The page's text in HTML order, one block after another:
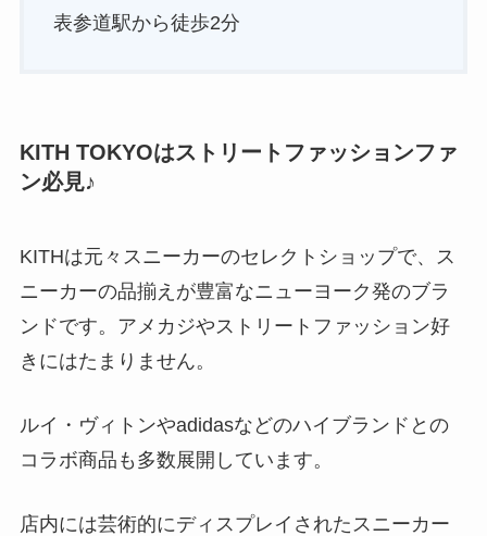
表参道駅から徒歩2分
KITH TOKYOはストリートファッションファ
ン必見♪
KITHは元々スニーカーのセレクトショップで、ス
ニーカーの品揃えが豊富なニューヨーク発のブラ
ンドです。アメカジやストリートファッション好
きにはたまりません。
ルイ・ヴィトンやadidasなどのハイブランドとの
コラボ商品も多数展開しています。
店内には芸術的にディスプレイされたスニーカー